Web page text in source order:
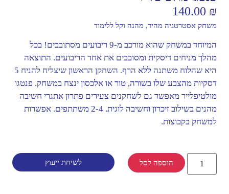
140.00 ₪
משחק אסטרטגיה מהיר, מהנה וקל ללימוד
המיוחד במשחק שהוא מורכב מ-9 ריבועים מסתובבים! בכל
מהלך מניחים דיסקית ומסובבים את אחד הריבועים. התוצאה
היא שהלוח משתנה ללא הרף. השחקן הראשון שיצליח להניח 5
דסקיות מהצבע שלו בשורה, טור או אלכסון ינצח במשחק. פנטגו
מולטיפלייר מאפשר גם לשחקנים צעירים פתרון אתגרי חשיבה
מהנים בשילוב זיכרון וחשיבה לוגית. 2-4 משתתפים. אפשרות
למשחק בקבוצות.
הוספה לסל לשיחת ייעוץ